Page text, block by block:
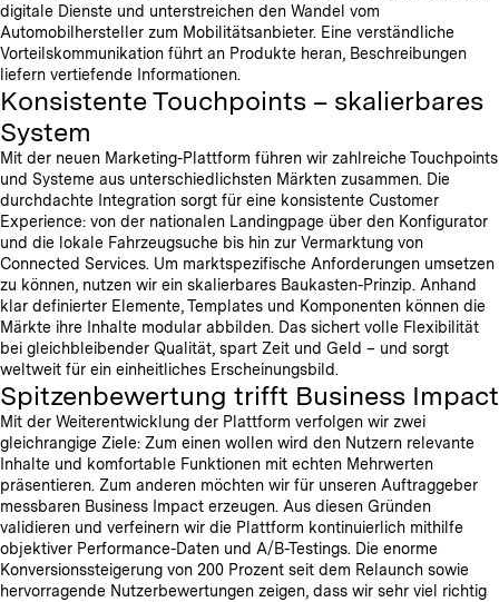
digitale Dienste und unterstreichen den Wandel vom
Automobilhersteller zum Mobilitätsanbieter. Eine verständliche
Vorteilskommunikation führt an Produkte heran, Beschreibungen
liefern vertiefende Informationen.
Konsistente Touchpoints – skalierbares
System
Mit der neuen Marketing-Plattform führen wir zahlreiche Touchpoints
und Systeme aus unterschiedlichsten Märkten zusammen. Die
durchdachte Integration sorgt für eine konsistente Customer
Experience: von der nationalen Landingpage über den Konfigurator
und die lokale Fahrzeugsuche bis hin zur Vermarktung von
Connected Services. Um marktspezifische Anforderungen umsetzen
zu können, nutzen wir ein skalierbares Baukasten-Prinzip. Anhand
klar definierter Elemente, Templates und Komponenten können die
Märkte ihre Inhalte modular abbilden. Das sichert volle Flexibilität
bei gleichbleibender Qualität, spart Zeit und Geld – und sorgt
weltweit für ein einheitliches Erscheinungsbild.
Spitzenbewertung trifft Business Impact
Mit der Weiterentwicklung der Plattform verfolgen wir zwei
gleichrangige Ziele: Zum einen wollen wird den Nutzern relevante
Inhalte und komfortable Funktionen mit echten Mehrwerten
präsentieren. Zum anderen möchten wir für unseren Auftraggeber
messbaren Business Impact erzeugen. Aus diesen Gründen
validieren und verfeinern wir die Plattform kontinuierlich mithilfe
objektiver Performance-Daten und A/B-Testings. Die enorme
Konversionssteigerung von 200 Prozent seit dem Relaunch sowie
hervorragende Nutzerbewertungen zeigen, dass wir sehr viel richtig